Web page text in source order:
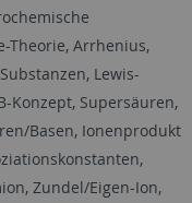
Theorie, Arrhenius,
Lewis-
Konzept, Supersäuren,
Basen, Ionenprodukt
Zundel/Eigen-Ion,